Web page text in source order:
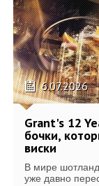
6.07.2026
Grant's 12
бочки,
виски
В мире
уже давно